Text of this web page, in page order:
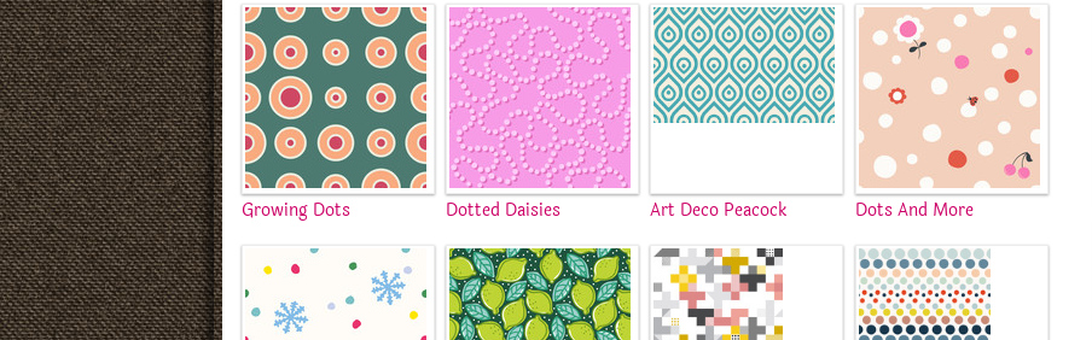
Growing Dots Dotted Daisies Art Deco Peacock Dots And More